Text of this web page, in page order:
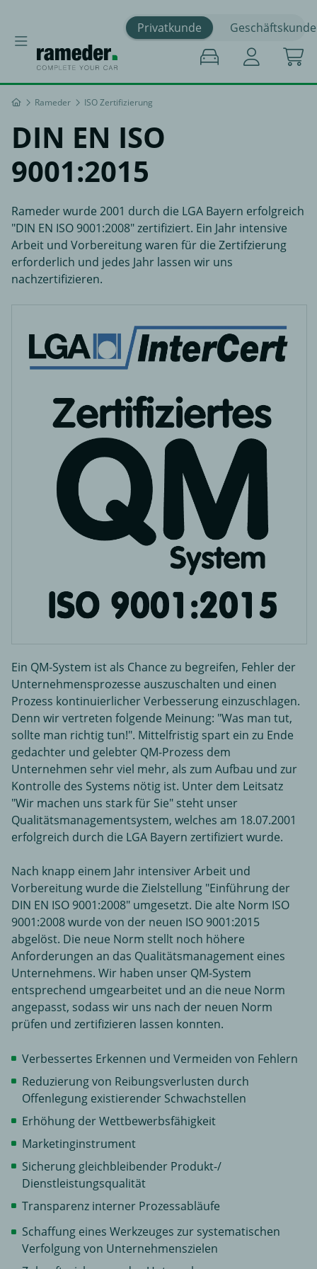
Privatkunde Geschäftskunde
Rameder ISO Zertifizierung
DIN EN ISO
9001:2015
Rameder wurde 2001 durch die LGA Bayern erfolgreich
"DIN EN ISO 9001:2008" zertifiziert. Ein Jahr intensive
Arbeit und Vorbereitung waren für die Zertifzierung
erforderlich und jedes Jahr lassen wir uns
nachzertifizieren.
Ein QM-System ist als Chance zu begreifen, Fehler der
Unternehmensprozesse auszuschalten und einen
Prozess kontinuierlicher Verbesserung einzuschlagen.
Denn wir vertreten folgende Meinung: "Was man tut,
sollte man richtig tun!". Mittelfristig spart ein zu Ende
gedachter und gelebter QM-Prozess dem
Unternehmen sehr viel mehr, als zum Aufbau und zur
Kontrolle des Systems nötig ist. Unter dem Leitsatz
"Wir machen uns stark für Sie" steht unser
Qualitätsmanagementsystem, welches am 18.07.2001
erfolgreich durch die LGA Bayern zertifiziert wurde.
Nach knapp einem Jahr intensiver Arbeit und
Vorbereitung wurde die Zielstellung "Einführung der
DIN EN ISO 9001:2008" umgesetzt. Die alte Norm ISO
9001:2008 wurde von der neuen ISO 9001:2015
abgelöst. Die neue Norm stellt noch höhere
Anforderungen an das Qualitätsmanagement eines
Unternehmens. Wir haben unser QM-System
entsprechend umgearbeitet und an die neue Norm
angepasst, sodass wir uns nach der neuen Norm
prüfen und zertifizieren lassen konnten.
Verbessertes Erkennen und Vermeiden von Fehlern
Reduzierung von Reibungsverlusten durch
Offenlegung existierender Schwachstellen
Erhöhung der Wettbewerbsfähigkeit
Marketinginstrument
Sicherung gleichbleibender Produkt-/
Dienstleistungsqualität
Transparenz interner Prozessabläufe
Schaffung eines Werkzeuges zur systematischen
Verfolgung von Unternehmenszielen